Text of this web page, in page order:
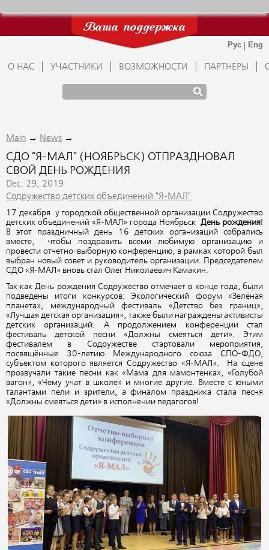
Ваша поддержка
О НАС УЧАСТНИКИ ВОЗМОЖНОСТИ ПАРТНЁРЫ
Main → News →
СДО "Я-МАЛ" (НОЯБРЬСК) ОТПРАЗДНОВАЛ
СВОЙ ДЕНЬ РОЖДЕНИЯ
Dec. 29, 2019
Содружество детских объединений "Я-МАЛ"
17 декабря у городской общественной организации Содружество
детских объединений «Я-МАЛ» города Ноябрьск День рождения!
В этот праздничный день 16 детских организаций собрались
вместе, чтобы поздравить всеми любимую организацию и
провести отчетно-выборную конференцию, в рамках которой был
выбран новый совет и руководитель организации. Председателем
СДО «Я-МАЛ» вновь стал Олег Николаевич Камакин.
Так как День рождения Содружество отмечает в конце года, были
подведены итоги конкурсов: Экологический форум «Зелёная
планета», международный фестиваль «Детство без границ»,
«Лучшая детская организация», также были награждены активисты
детских организаций. А продолжением конференции стал
фестиваль детской песни «Должны смеяться дети». Этим
фестивалем в Содружестве стартовали мероприятия,
посвящённые 30-летию Международного союза СПО-ФДО,
субъектом которого является Содружество «Я-МАЛ». На сцене
прозвучали такие песни как «Мама для мамонтенка», «Голубой
вагон», «Чему учат в школе» и многие другие. Вместе с юными
талантами пели и зрители, а финалом праздника стала песня
«Должны смеяться дети» в исполнении педагогов!